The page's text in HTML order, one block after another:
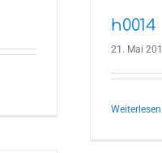
h0014
21. Mai
Weiterlesen